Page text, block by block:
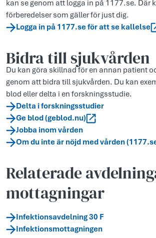
kan se genom att logga in på 1177.se. Där
förberedelser som gäller för just dig.
Logga in på 1177.se för att se kallelse
Bidra till sjukvården
Du kan göra skillnad för en annan patient
genom att bidra till sjukvården. Du kan
blod eller delta i en forskningsstudie.
Delta i forskningsstudier
Ge blod (geblod.nu)
Jobba inom vården
Om du inte är nöjd med vården
Relaterade
mottagningar
Infektionsavdelning 30 F
Infektionsmottagningen